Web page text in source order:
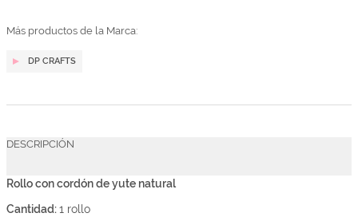
Más productos de la Marca:
DP CRAFTS
DESCRIPCIÓN
Rollo con cordón de yute natural
Cantidad:1 rollo